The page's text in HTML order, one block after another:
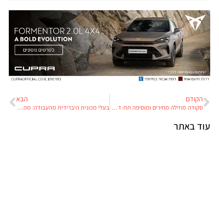
הקודם
סקודה מוזילה מחירים ומוסיפה תת-דגמים ואבזור
הבא
בעלי מכונית היברידית מהעבודה: מהיום תשלמו יותר
עוד באתר